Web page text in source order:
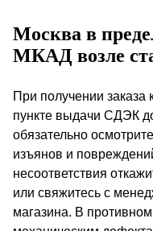
Москва в
МКАД возле
При получении заказа
пункте выдачи СДЭК
обязательно
изъянов и
несоответствия
или свяжитесь с
магазина. В